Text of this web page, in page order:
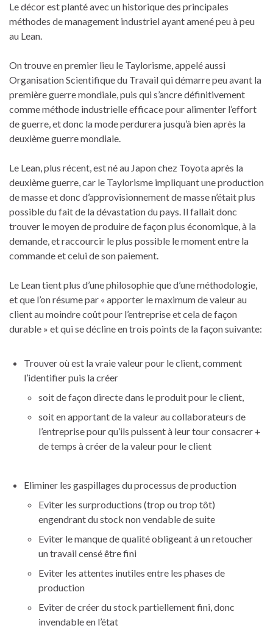
Le décor est planté avec un historique des principales
méthodes de management industriel ayant amené peu à peu
au Lean.
On trouve en premier lieu le Taylorisme, appelé aussi
Organisation Scientifique du Travail qui démarre peu avant la
première guerre mondiale, puis qui s’ancre définitivement
comme méthode industrielle efficace pour alimenter l’effort
de guerre, et donc la mode perdurera jusqu’à bien après la
deuxième guerre mondiale.
Le Lean, plus récent, est né au Japon chez Toyota après la
deuxième guerre, car le Taylorisme impliquant une production
de masse et donc d’approvisionnement de masse n’était plus
possible du fait de la dévastation du pays. Il fallait donc
trouver le moyen de produire de façon plus économique, à la
demande, et raccourcir le plus possible le moment entre la
commande et celui de son paiement.
Le Lean tient plus d’une philosophie que d’une méthodologie,
et que l’on résume par « apporter le maximum de valeur au
client au moindre coût pour l’entreprise et cela de façon
durable » et qui se décline en trois points de la façon suivante:
Trouver où est la vraie valeur pour le client, comment
l’identifier puis la créer
soit de façon directe dans le produit pour le client,
soit en apportant de la valeur au collaborateurs de
l’entreprise pour qu’ils puissent à leur tour consacrer +
de temps à créer de la valeur pour le client
Eliminer les gaspillages du processus de production
Eviter les surproductions (trop ou trop tôt)
engendrant du stock non vendable de suite
Eviter le manque de qualité obligeant à un retoucher
un travail censé être fini
Eviter les attentes inutiles entre les phases de
production
Eviter de créer du stock partiellement fini, donc
invendable en l’état